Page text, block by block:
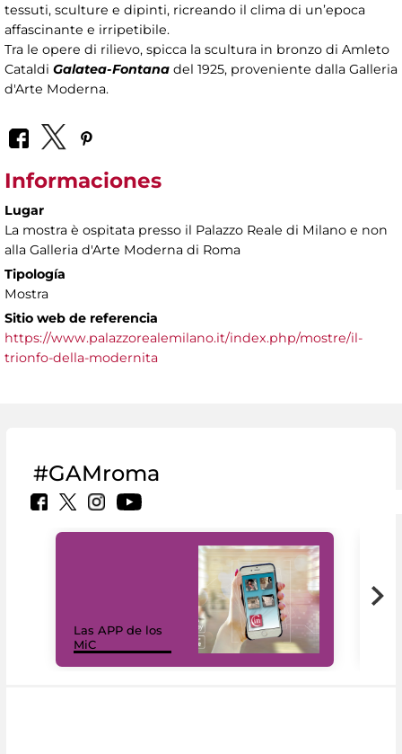
tessuti, sculture e dipinti, ricreando il clima di un’epoca
affascinante e irripetibile.
Tra le opere di rilievo, spicca la scultura in bronzo di Amleto
Cataldi Galatea-Fontana del 1925, proveniente dalla Galleria
d'Arte Moderna.
Informaciones
Lugar
La mostra è ospitata presso il Palazzo Reale di Milano e non
alla Galleria d'Arte Moderna di Roma
Tipología
Mostra
Sitio web de referencia
https://www.palazzorealemilano.it/index.php/mostre/il-
trionfo-della-modernita
#GAMroma
Las APP de los
MiC